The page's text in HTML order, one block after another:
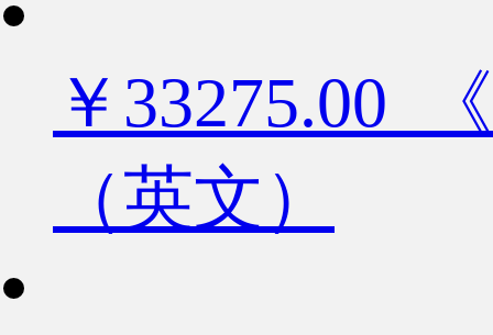
￥33275.00
（英文）